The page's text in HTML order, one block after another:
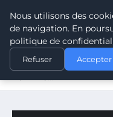
CLIMATE
ACCUEIL
ACTION
RÉDUIRE
Nous utilisons des
de navigation. En
politique de
Refuser Accepter